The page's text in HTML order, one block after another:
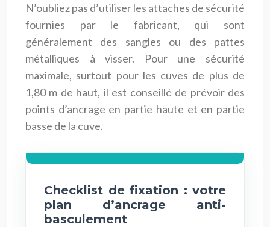
N’oubliez pas d’utiliser les attaches de sécurité
fournies par le fabricant, qui sont
généralement des sangles ou des pattes
métalliques à visser. Pour une sécurité
maximale, surtout pour les cuves de plus de
1,80 m de haut, il est conseillé de prévoir des
points d’ancrage en partie haute et en partie
basse de la cuve.
Checklist de fixation : votre
plan d’ancrage anti-
basculement